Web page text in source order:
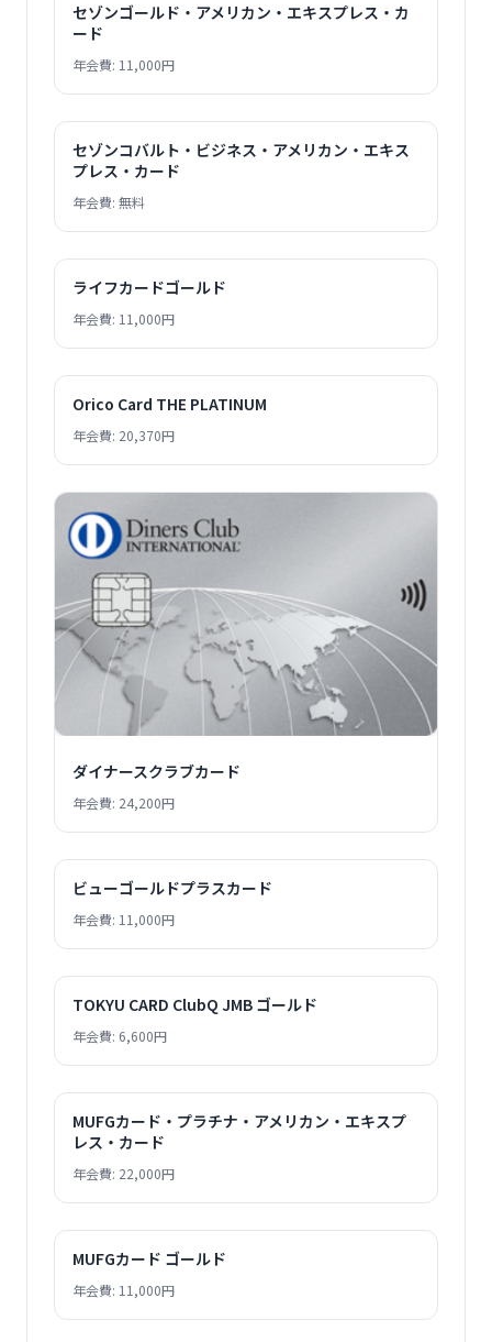
セゾンゴールド・アメリカン・エキスプレス・カ
ード
年会費: 11,000円
セゾンコバルト・ビジネス・アメリカン・エキス
プレス・カード
年会費: 無料
ライフカードゴールド
年会費: 11,000円
Orico Card THE PLATINUM
年会費: 20,370円
ダイナースクラブカード
年会費: 24,200円
ビューゴールドプラスカード
年会費: 11,000円
TOKYU CARD ClubQ JMB ゴールド
年会費: 6,600円
MUFGカード・プラチナ・アメリカン・エキスプ
レス・カード
年会費: 22,000円
MUFGカード ゴールド
年会費: 11,000円